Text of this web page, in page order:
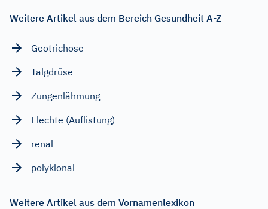
Weitere Artikel aus dem Bereich Gesundheit A-Z
Geotrichose
Talgdrüse
Zungenlähmung
Flechte (Auflistung)
renal
polyklonal
Weitere Artikel aus dem Vornamenlexikon